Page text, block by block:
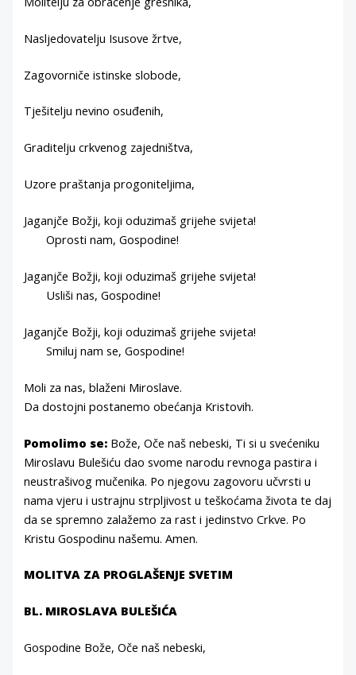
Nasljedovatelju Isusove žrtve,
Zagovorniče istinske slobode,
Tješitelju nevino osuđenih,
Graditelju crkvenog zajedništva,
Uzore praštanja progoniteljima,
Jaganjče Božji, koji oduzimaš grijehe svijeta!
Oprosti nam, Gospodine!
Jaganjče Božji, koji oduzimaš grijehe svijeta!
Usliši nas, Gospodine!
Jaganjče Božji, koji oduzimaš grijehe svijeta!
Smiluj nam se, Gospodine!
Moli za nas, blaženi Miroslave.
Da dostojni postanemo obećanja Kristovih.
Pomolimo se: Bože, Oče naš nebeski, Ti si u svećeniku
Miroslavu Bulešiću dao svome narodu revnoga pastira i
neustrašivog mučenika. Po njegovu zagovoru učvrsti u
nama vjeru i ustrajnu strpljivost u teškoćama života te daj
da se spremno zalažemo za rast i jedinstvo Crkve. Po
Kristu Gospodinu našemu. Amen.
MOLITVA ZA PROGLAŠENJE SVETIM
BL. MIROSLAVA BULEŠIĆA
Gospodine Bože, Oče naš nebeski,